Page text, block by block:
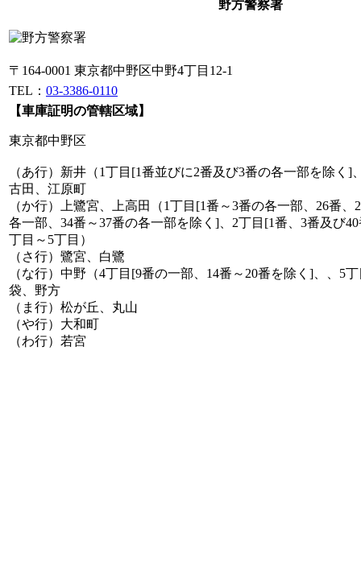
野方警察署
〒164-0001 東京都中野区中野4丁目12-1
TEL： 03-3386-0110
【車庫証明の管轄区域】
東京都中野区
（あ行）新井（1丁目[1番並びに2番及び3番の各一部を除く]
古田、江原町
（か行）上鷺宮、上高田（1丁目[1番～3番の各一部、26番、
各一部、34番～37番の各一部を除く]、2丁目[1番、3番及び
丁目～5丁目）
（さ行）鷺宮、白鷺
（な行）中野（4丁目[9番の一部、14番～20番を除く]、、5
袋、野方
（ま行）松が丘、丸山
（や行）大和町
（わ行）若宮